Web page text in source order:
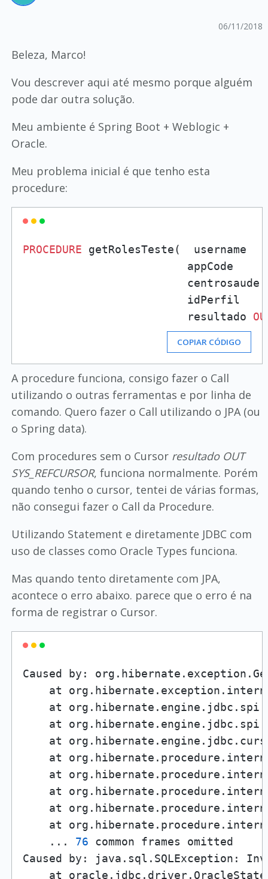
06/11/2018
Beleza, Marco!
Vou descrever aqui até mesmo porque alguém
pode dar outra solução.
Meu ambiente é Spring Boot + Weblogic +
Oracle.
Meu problema inicial é que tenho esta
procedure:
PROCEDURE getRolesTeste(
                         appCode
                         centrosaude
                         idPerfil
                         resultado
COPIAR CÓDIGO
A procedure funciona, consigo fazer o Call
utilizando o outras ferramentas e por linha de
comando. Quero fazer o Call utilizando o JPA (ou
o Spring data).
Com procedures sem o Cursor resultado OUT
SYS_REFCURSOR, funciona normalmente. Porém
quando tenho o cursor, tentei de várias formas,
não consegui fazer o Call da Procedure.
Utilizando Statement e diretamente JDBC com
uso de classes como Oracle Types funciona.
Mas quando tento diretamente com JPA,
acontece o erro abaixo. parece que o erro é na
forma de registrar o Cursor.
Caused by:
at
at
at
at
at
at
at
at
at
    ...
76 common frames omitted
Caused by: java.sql.SQLException:
at